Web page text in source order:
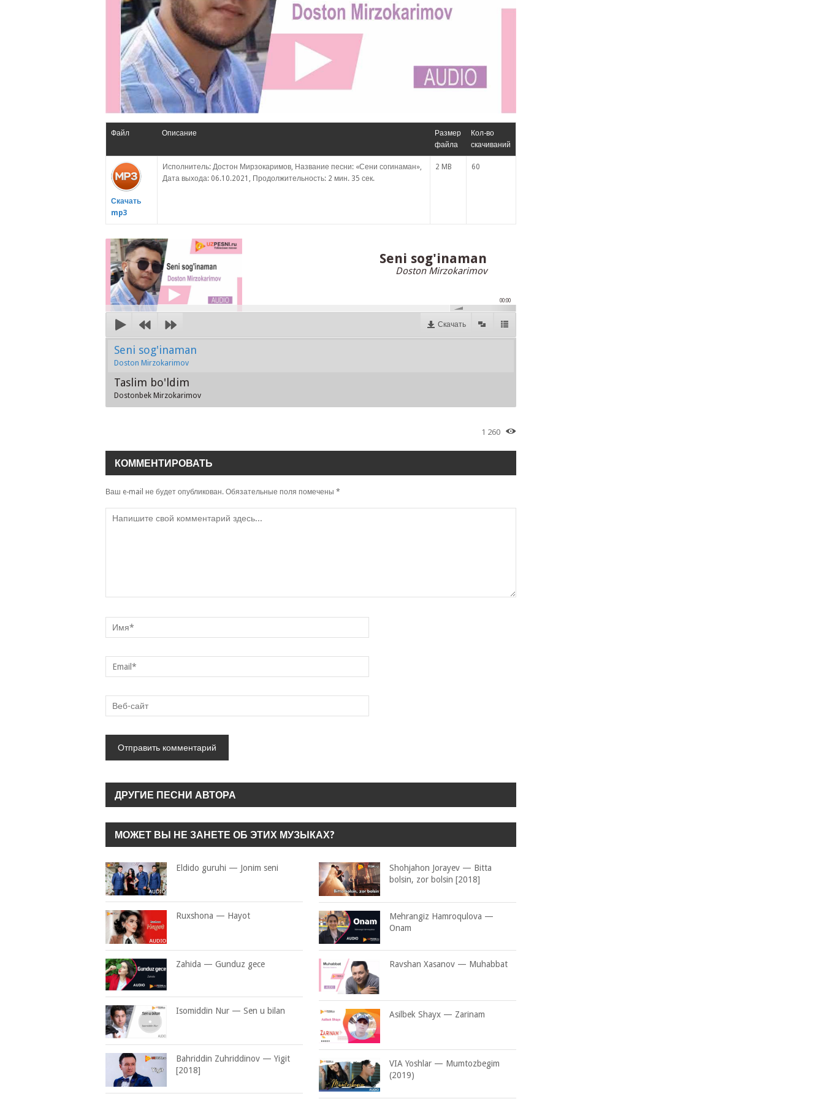
Файл Описание
Размер
файла
Кол-во
скачиваний
Скачать
mp3
Исполнитель: Достон Мирзокаримов, Название песни: «Сени согинаман»,
Дата выхода: 06.10.2021, Продолжительность: 2 мин. 35 сек.
2 MB 60
Seni sog'inaman
Doston Mirzokarimov
00:00
Скачать
Seni sog'inaman
Doston Mirzokarimov
Taslim bo'ldim
Dostonbek Mirzokarimov
1 260
КОММЕНТИРОВАТЬ
Ваш e-mail не будет опубликован. Обязательные поля помечены *
ДРУГИЕ ПЕСНИ АВТОРА
МОЖЕТ ВЫ НЕ ЗАНЕТЕ ОБ ЭТИХ МУЗЫКАХ?
Eldido guruhi — Jonim seni
Shohjahon Jorayev — Bitta
bolsin, zor bolsin [2018]
Ruxshona — Hayot
Mehrangiz Hamroqulova —
Onam
Zahida — Gunduz gece Ravshan Xasanov — Muhabbat
Isomiddin Nur — Sen u bilan Asilbek Shayx — Zarinam
Bahriddin Zuhriddinov — Yigit
[2018]
VIA Yoshlar — Mumtozbegim
(2019)